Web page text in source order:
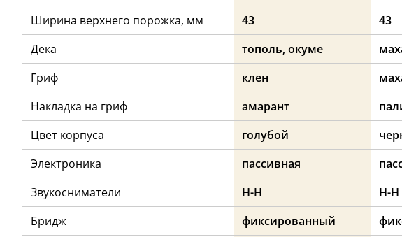
Ширина верхнего порожка, мм
43 43
Дека
тополь, окуме
Гриф
клен
Накладка на гриф
амарант
Цвет корпуса
голубой
Электроника
пассивная
Звукосниматели
H-H H-H
Бридж
фиксированный